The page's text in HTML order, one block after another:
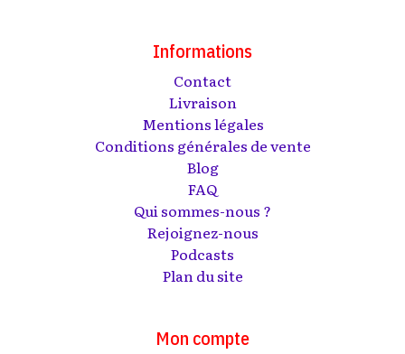
Informations
Contact
Livraison
Mentions légales
Conditions générales de vente
Blog
FAQ
Qui sommes-nous ?
Rejoignez-nous
Podcasts
Plan du site
Mon compte